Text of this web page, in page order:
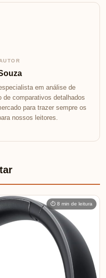
em análise de
de comparativos detalhados
para trazer sempre os
nossos leitores.
⏱ 8 min de leitura